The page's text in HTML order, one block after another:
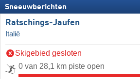
Sneeuwberichten
Ratschings-Jaufen
Italië
Skigebied gesloten
0 van 28,1 km piste open